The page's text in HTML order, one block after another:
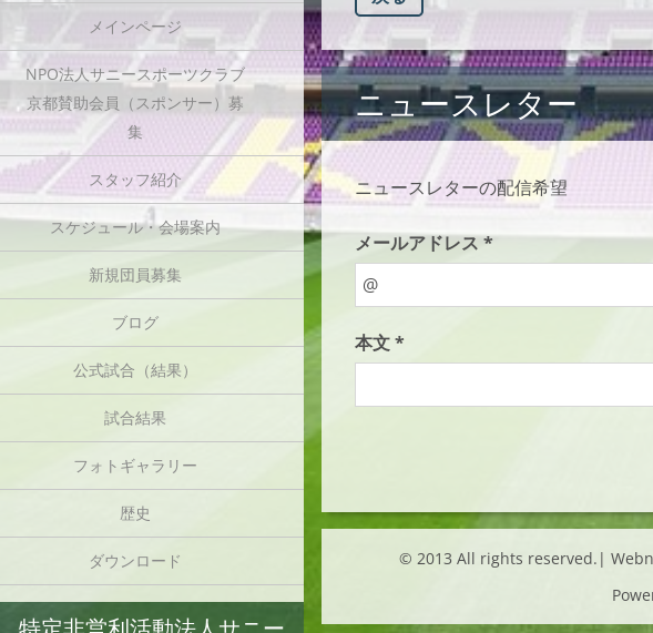
メインページ
NPO法人サニースポーツクラブ
京都賛助会員（スポンサー）募
集
スタッフ紹介
スケジュール・会場案内
新規団員募集
ブログ
公式試合（結果）
試合結果
フォトギャラリー
歴史
ダウンロード
ニュースレター
ニュースレターの配信希望
メールアドレス *
本文 *
© 2013 All rights reserved.|